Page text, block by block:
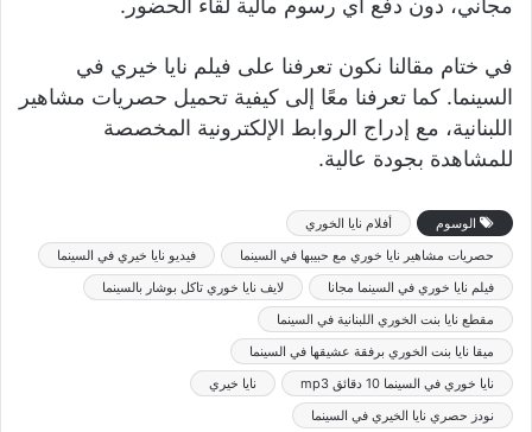
مجاني، دون دفع أي رسوم مالية لقاء الحضور.
في ختام مقالنا نكون تعرفنا على فيلم نايا خيري في
السينما. كما تعرفنا معًا إلى كيفية تحميل حصريات مشاهير
اللبنانية، مع إدراج الروابط الإلكترونية المخصصة
للمشاهدة بجودة عالية.
الوسوم
أفلام نايا الخوري
حصريات مشاهير نايا خوري مع حبيبها في السينما
فيديو نايا خيري في السينما
فيلم نايا خوري في السينما مجانا
لايف نايا خوري تاكل بوشار بالسينما
مقطع نايا بنت الخوري اللبنانية في السينما
ميقا نايا بنت الخوري برفقة عشيقها في السينما
نايا خوري في السينما 10 دقائق mp3
نايا خيري
نودز حصري نايا الخيري في السينما